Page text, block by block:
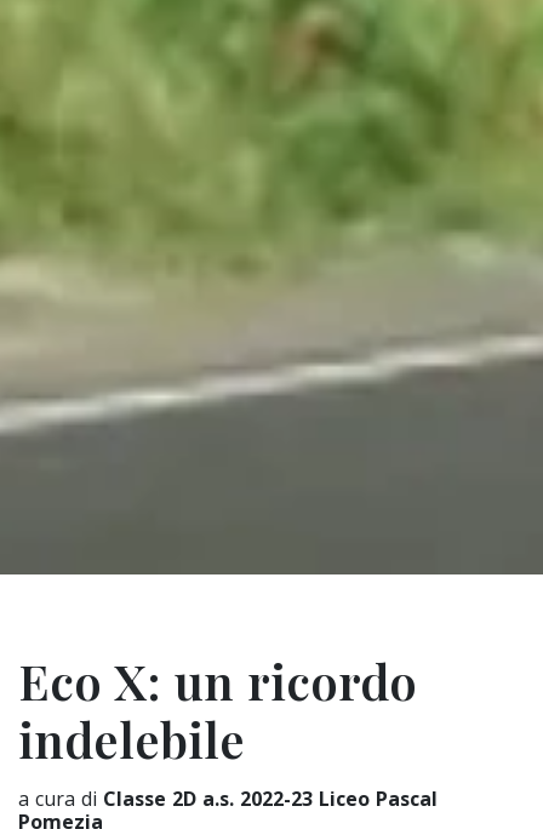
Eco X: un ricordo
indelebile
a cura di Classe 2D a.s. 2022-23 Liceo Pascal
Pomezia